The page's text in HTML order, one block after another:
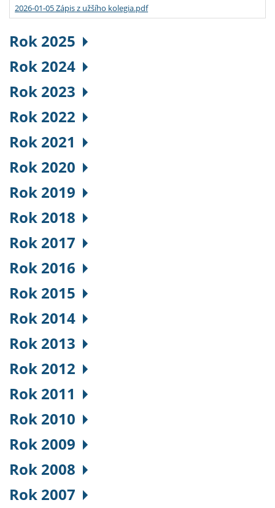
2026-01-05 Zápis z užšího kolegia.pdf
Rok 2025
Rok 2024
Rok 2023
Rok 2022
Rok 2021
Rok 2020
Rok 2019
Rok 2018
Rok 2017
Rok 2016
Rok 2015
Rok 2014
Rok 2013
Rok 2012
Rok 2011
Rok 2010
Rok 2009
Rok 2008
Rok 2007